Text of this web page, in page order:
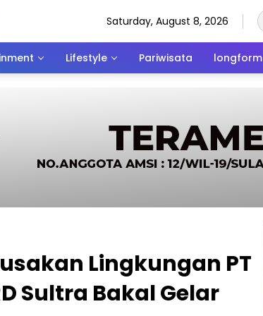
Saturday, August 8, 2026
Lifestyle Pariwisata longform
Lingkungan PT
Sultra Bakal Gelar